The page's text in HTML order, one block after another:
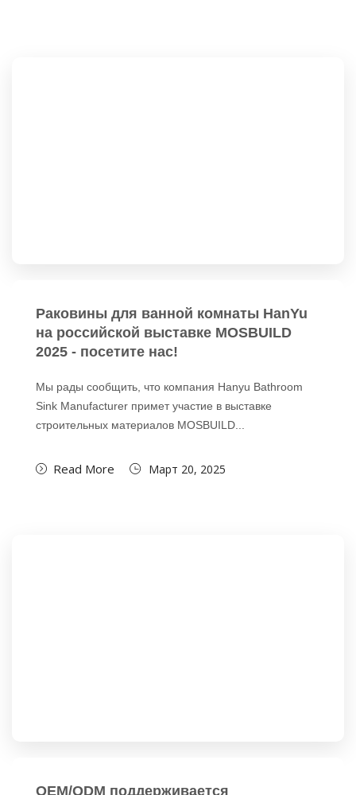
Раковины для ванной комнаты HanYu
на российской выставке MOSBUILD
2025 - посетите нас!
Мы рады сообщить, что компания Hanyu Bathroom
Sink Manufacturer примет участие в выставке
строительных материалов MOSBUILD...
Read More Март 20, 2025
OEM/ODM поддерживается